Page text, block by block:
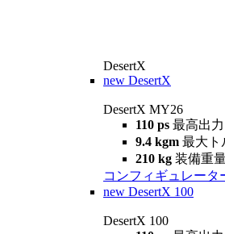
DesertX
new DesertX
DesertX MY26
110 ps 最高出力
9.4 kgm 最大ト
210 kg 装備重
コンフィギュレータ
new DesertX 100
DesertX 100